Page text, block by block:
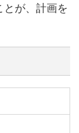
が、計画を